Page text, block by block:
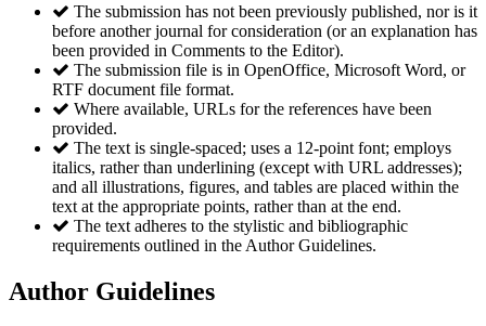
The submission has not been previously published, nor is it
before another journal for consideration (or an explanation has
been provided in Comments to the Editor).
The submission file is in OpenOffice, Microsoft Word, or
RTF document file format.
Where available, URLs for the references have been
provided.
The text is single-spaced; uses a 12-point font; employs
italics, rather than underlining (except with URL addresses);
and all illustrations, figures, and tables are placed within the
text at the appropriate points, rather than at the end.
The text adheres to the stylistic and bibliographic
requirements outlined in the Author Guidelines.
Author Guidelines